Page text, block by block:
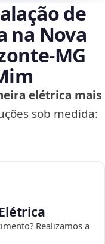
de
na Nova
elétrica mais
sob medida:
Realizamos a